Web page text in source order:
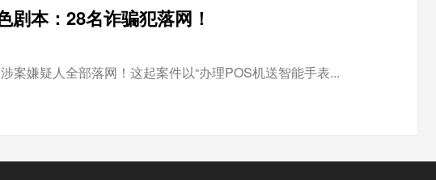
本：28名诈骗犯落网！
嫌疑人全部落网！这起案件以“办理POS机送智能手表...